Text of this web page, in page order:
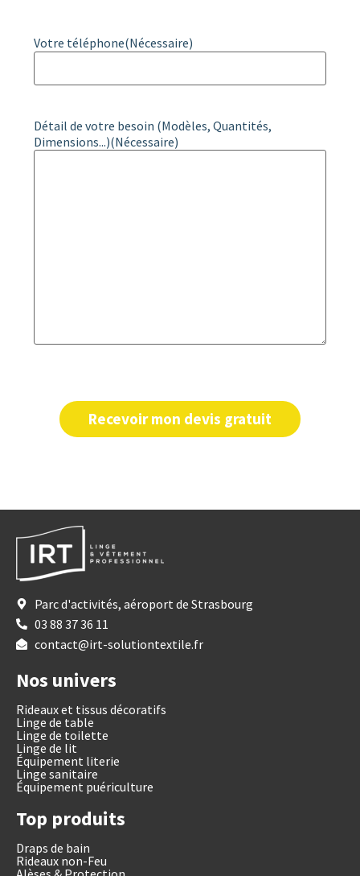
Votre téléphone(Nécessaire)
Détail de votre besoin (Modèles, Quantités,
Dimensions...)(Nécessaire)
Parc d'activités, aéroport de Strasbourg
03 88 37 36 11
contact@irt-solutiontextile.fr
Nos univers
Rideaux et tissus décoratifs
Linge de table
Linge de toilette
Linge de lit
Équipement literie
Linge sanitaire
Équipement puériculture
Top produits
Draps de bain
Rideaux non-Feu